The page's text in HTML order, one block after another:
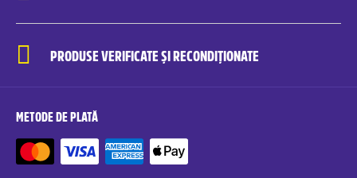
PRODUSE VERIFICATE ȘI RECONDIȚIONATE
METODE DE PLATĂ